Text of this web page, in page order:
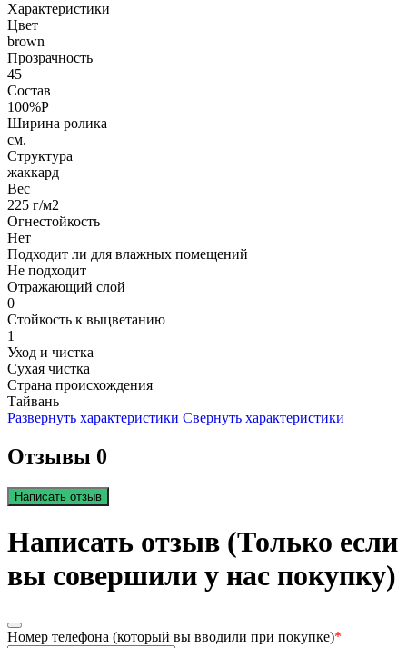
Характеристики
Цвет
brown
Прозрачность
45
Состав
100%P
Ширина ролика
см.
Структура
жаккард
Вес
225 г/м2
Огнестойкость
Нет
Подходит ли для влажных помещений
Не подходит
Отражающий слой
0
Стойкость к выцветанию
1
Уход и чистка
Сухая чистка
Страна происхождения
Тайвань
Развернуть характеристики Свернуть характеристики
Отзывы 0
Написать отзыв
Написать отзыв (Только если
вы совершили у нас покупку)
Номер телефона (который вы вводили при покупке)*